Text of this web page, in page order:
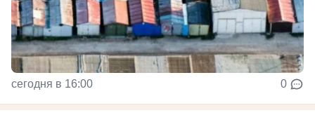
сегодня в 16:00 0